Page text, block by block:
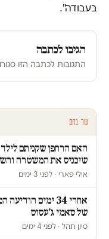
בעבודה".
הגיבו לכתבה
התגובות לכתבה הזו
עוד בחם
האם הרחפן שקניתם
שיכניס את המשטרה
אילי פארי · לפני 3 ימים
אחרי 34 ימים
של סאמי ג'עסוס
סיון תהל · לפני 4 ימים